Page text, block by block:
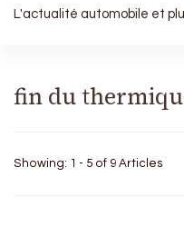
L'actualité automobile et
fin du
Showing: 1 - 5 of 9 Articles